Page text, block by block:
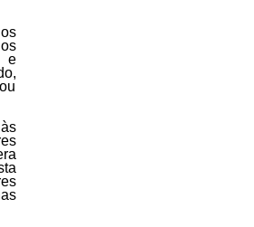
e